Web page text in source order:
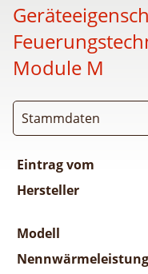
Module M
Stammdaten
Eintrag vom
Hersteller
Modell